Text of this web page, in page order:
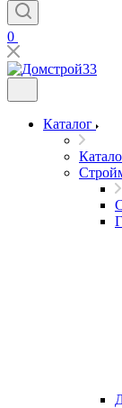
0
Каталог